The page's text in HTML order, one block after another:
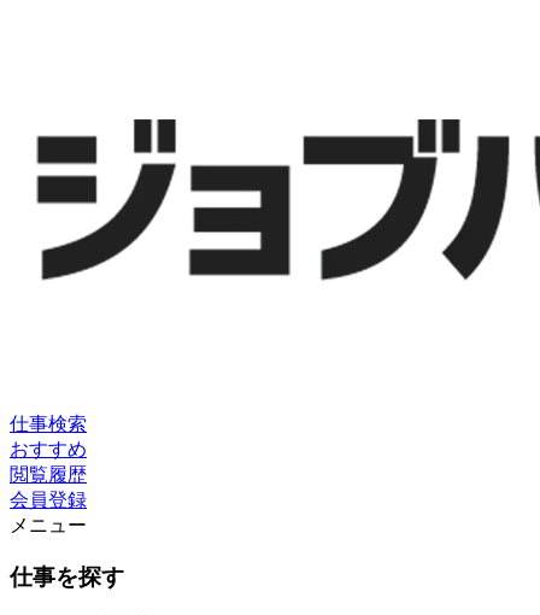
仕事検索
おすすめ
閲覧履歴
会員登録
メニュー
仕事を探す